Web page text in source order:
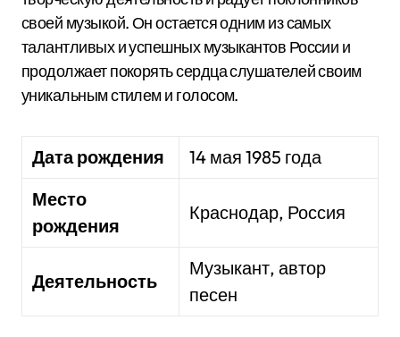
своей музыкой. Он остается одним из самых
талантливых и успешных музыкантов России и
продолжает покорять сердца слушателей своим
уникальным стилем и голосом.
Дата рождения
14 мая 1985 года
Место
рождения
Краснодар, Россия
Деятельность
Музыкант, автор
песен